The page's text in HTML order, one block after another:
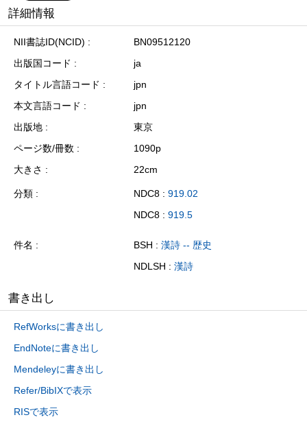
詳細情報
NII書誌ID(NCID)
BN09512120
出版国コード
ja
タイトル言語コード
jpn
本文言語コード
jpn
出版地
東京
ページ数/冊数
1090p
大きさ
22cm
分類 NDC8 : 919.02
NDC8 : 919.5
件名 BSH : 漢詩 -- 歴史
NDLSH : 漢詩
書き出し
RefWorksに書き出し
EndNoteに書き出し
Mendeleyに書き出し
Refer/BibIXで表示
RISで表示